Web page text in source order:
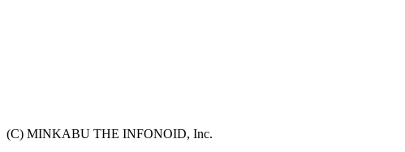
(C) MINKABU THE INFONOID, Inc.